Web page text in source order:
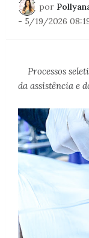
por
- 5/19/2026
Processos
da assistência e